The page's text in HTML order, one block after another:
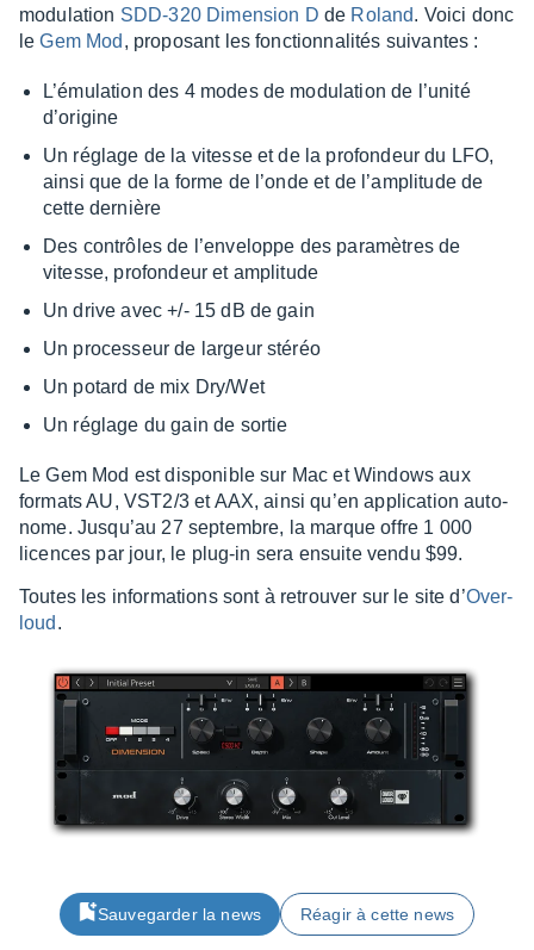
modu­la­tion SDD-320 Dimen­sion D de Roland. Voici donc
leGem Mod , propo­sant les fonc­tion­na­li­tés suivantes :
L’ému­la­tion des 4 modes de modu­la­tion de l’unité
d’ori­gine
Un réglage de la vitesse et de la profon­deur du LFO,
ainsi que de la forme de l’onde et de l’am­pli­tude de
cette dernière
Des contrôles de l’en­ve­loppe des para­mètres de
vitesse, profon­deur et ampli­tude
Un drive avec +/- 15 dB de gain
Un proces­seur de largeur stéréo
Un potard de mix Dry/Wet
Un réglage du gain de sortie
Le Gem Mod est dispo­nible sur Mac et Windows aux
formats AU, VST2/3 et AAX, ainsi qu’en appli­ca­tion auto­
nome. Jusqu’au 27 septembre, la marque offre 1 000
licences par jour, le plug-in sera ensuite vendu $99.
Toutes les infor­ma­tions sont à retrou­ver sur le site d’Over­
loud .
Sauvegarder la news Réagir à cette news